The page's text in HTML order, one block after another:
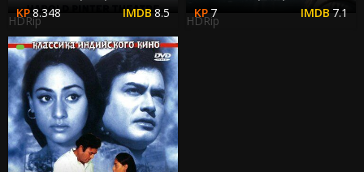
8.348 8.5
HDRip
7 7.1
HDRip